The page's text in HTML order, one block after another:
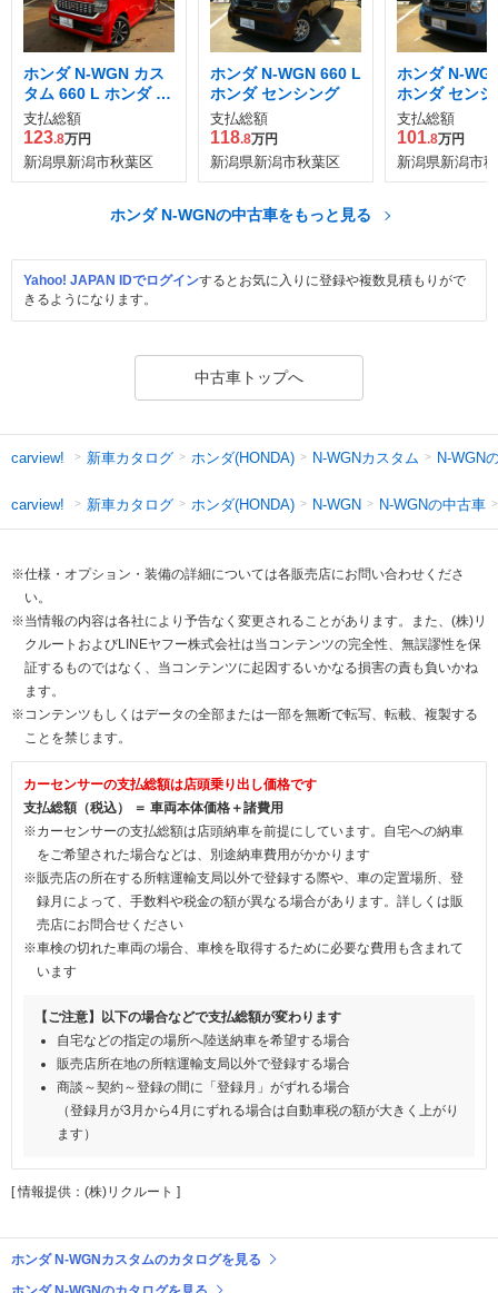
ホンダ N-WGN カス
タム 660 L ホンダ セ
ンシング
支払総額
123.8万円
新潟県新潟市秋葉区
ホンダ N-WGN 660 L
ホンダ センシング
支払総額
118.8万円
新潟県新潟市秋葉区
ホンダ N-
ホンダ センシ
支払総額
101.8万円
新潟県新潟市
ホンダ N-WGNの中古車をもっと見る
Yahoo! JAPAN IDでログインするとお気に入りに登録や複数見積もりがで
きるようになります。
中古車トップへ
carview! 新車カタログ ホンダ(HONDA) N-WGNカスタム N-WGN
carview! 新車カタログ ホンダ(HONDA) N-WGN N-WGNの中古車
※仕様・オプション・装備の詳細については各販売店にお問い合わせくださ
い。
※当情報の内容は各社により予告なく変更されることがあります。また、(株)リ
クルートおよびLINEヤフー株式会社は当コンテンツの完全性、無誤謬性を保
証するものではなく、当コンテンツに起因するいかなる損害の責も負いかね
ます。
※コンテンツもしくはデータの全部または一部を無断で転写、転載、複製する
ことを禁じます。
カーセンサーの支払総額は店頭乗り出し価格です
支払総額（税込） ＝ 車両本体価格＋諸費用
※カーセンサーの支払総額は店頭納車を前提にしています。自宅への納車
をご希望された場合などは、別途納車費用がかかります
※販売店の所在する所轄運輸支局以外で登録する際や、車の定置場所、登
録月によって、手数料や税金の額が異なる場合があります。詳しくは販
売店にお問合せください
※車検の切れた車両の場合、車検を取得するために必要な費用も含まれて
います
【ご注意】以下の場合などで支払総額が変わります
自宅などの指定の場所へ陸送納車を希望する場合
販売店所在地の所轄運輸支局以外で登録する場合
商談～契約～登録の間に「登録月」がずれる場合
（登録月が3月から4月にずれる場合は自動車税の額が大きく上がり
ます）
[ 情報提供：(株)リクルート ]
ホンダ N-WGNカスタムのカタログを見る